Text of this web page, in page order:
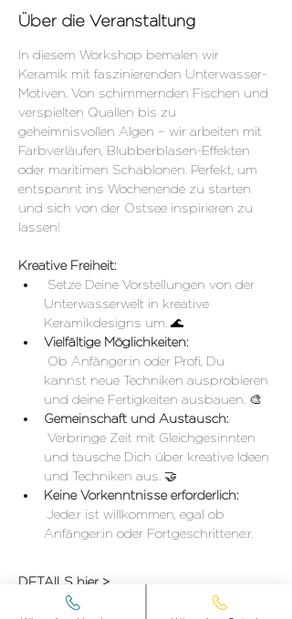
Über die Veranstaltung
In diesem Workshop bemalen wir
Keramik mit faszinierenden Unterwasser-
Motiven. Von schimmernden Fischen und
verspielten Quallen bis zu
geheimnisvollen Algen – wir arbeiten mit
Farbverläufen, Blubberblasen-Effekten
oder maritimen Schablonen. Perfekt, um
entspannt ins Wochenende zu starten
und sich von der Ostsee inspirieren zu
lassen!
Kreative Freiheit:
Unterwasserwelt in kreative
Keramikdesigns um. 🌊
Vielfältige Möglichkeiten:
kannst neue Techniken ausprobieren
und deine Fertigkeiten ausbauen. 🎨
Gemeinschaft und Austausch:
und tausche Dich über kreative Ideen
und Techniken aus. 🤝
Keine Vorkenntnisse erforderlich:
Anfänger:in oder Fortgeschrittene:r.
DETAILS hier >